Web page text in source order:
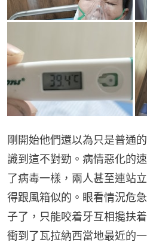
剛開始他們還以為只是普通
識到這不對勁。病情惡化的
了病毒一樣，兩人甚至連站
得跟風箱似的。眼看情況危
子了，只能咬着牙互相攙扶
衝到了瓦拉納西當地最近的